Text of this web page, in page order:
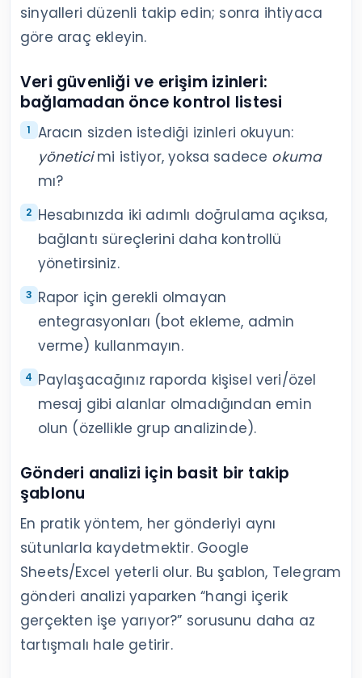
sinyalleri düzenli takip edin; sonra ihtiyaca
göre araç ekleyin.
Veri güvenliği ve erişim izinleri:
bağlamadan önce kontrol listesi
Aracın sizden istediği izinleri okuyun:
yöneticimi istiyor, yoksa sadece okuma
mı?
Hesabınızda iki adımlı doğrulama açıksa,
bağlantı süreçlerini daha kontrollü
yönetirsiniz.
Rapor için gerekli olmayan
entegrasyonları (bot ekleme, admin
verme) kullanmayın.
Paylaşacağınız raporda kişisel veri/özel
mesaj gibi alanlar olmadığından emin
olun (özellikle grup analizinde).
Gönderi analizi için basit bir takip
şablonu
En pratik yöntem, her gönderiyi aynı
sütunlarla kaydetmektir. Google
Sheets/Excel yeterli olur. Bu şablon, Telegram
gönderi analizi yaparken “hangi içerik
gerçekten işe yarıyor?” sorusunu daha az
tartışmalı hale getirir.